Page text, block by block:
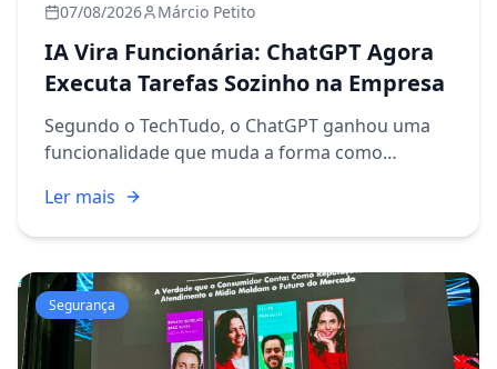
07/08/2026 Márcio Petito
IA Vira Funcionária: ChatGPT Agora
Executa Tarefas Sozinho na Empresa
Segundo o TechTudo, o ChatGPT ganhou uma
funcionalidade que muda a forma como
corporativo: os agentes de IA. Em vez de
simplesmente responder perguntas ou gerar
Ler mais
Segurança